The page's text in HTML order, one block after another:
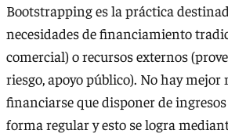
Bootstrapping es la práctica
necesidades de financiamiento
comercial) o recursos externos
riesgo, apoyo público). No hay mejor
financiarse que disponer de
forma regular y esto se logra